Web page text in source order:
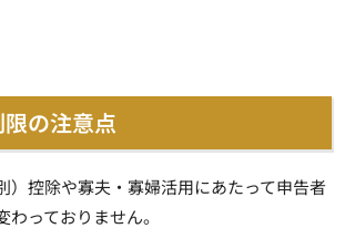
の注意点
）控除や寡夫・寡婦活用にあたって申告者
っておりません。